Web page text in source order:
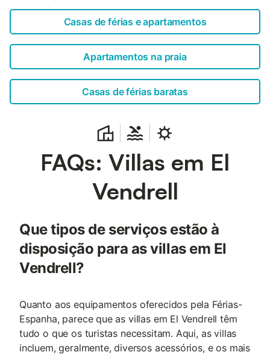
Casas de férias e apartamentos
Apartamentos na praia
Casas de férias baratas
FAQs: Villas em El
Vendrell
Que tipos de serviços estão à
disposição para as villas em El
Vendrell?
Quanto aos equipamentos oferecidos pela Férias-
Espanha, parece que as villas em El Vendrell têm
tudo o que os turistas necessitam. Aqui, as villas
incluem, geralmente, diversos acessórios, e os mais